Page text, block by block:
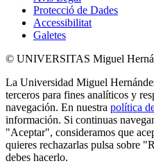
Protecció de Dades
Accessibilitat
Galetes
© UNIVERSITAS Miguel
La Universidad Miguel
terceros para fines analíticos y
navegación. En nuestra política
información. Si continuas
"Aceptar", consideramos que
quieres rechazarlas pulsa sobre
debes hacerlo.